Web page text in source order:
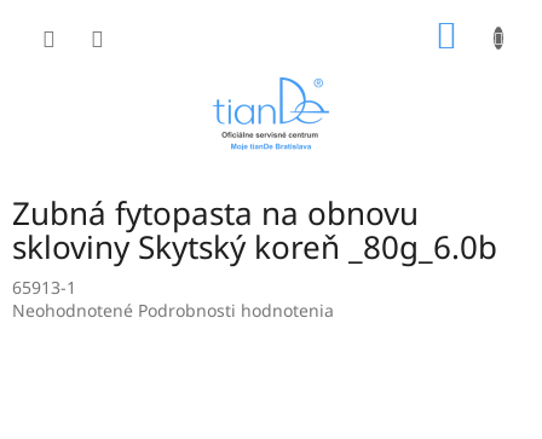
Zubná fytopasta na obnovu
skloviny Skytský koreň _80g_6.0b
65913-1
Priemerné
Neohodnotené Podrobnosti hodnotenia